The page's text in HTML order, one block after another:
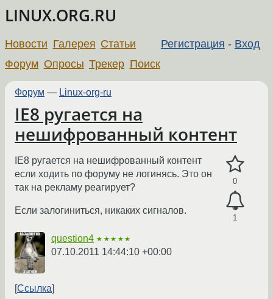
LINUX.ORG.RU
Регистрация - Вход
Новости Галерея Статьи
Форум Опросы Трекер Поиск
Форум — Linux-org-ru
IE8 ругается на
нешифрованный контент
0
1
IE8 ругается на нешифрованный контент
если ходить по форуму не логинясь. Это он
так на рекламу реагирует?
Если залогиниться, никаких сигналов.
question4 ★★★★★
07.10.2011 14:44:10 +00:00
Ссылка